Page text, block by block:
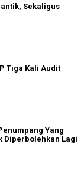
Sekaligus
Tiga Kali Audit
Yang
Diperbolehkan Lagi